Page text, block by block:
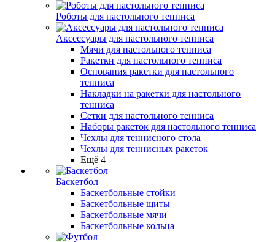
Роботы для настольного тенниса
Аксессуары для настольного тенниса
Мячи для настольного тенниса
Ракетки для настольного тенниса
Основания ракетки для настольного
тенниса
Накладки на ракетки для настольного
тенниса
Сетки для настольного тенниса
Наборы ракеток для настольного тенниса
Чехлы для теннисного стола
Чехлы для теннисных ракеток
Ещё 4
Баскетбол
Баскетбольные стойки
Баскетбольные щиты
Баскетбольные мячи
Баскетбольные кольца